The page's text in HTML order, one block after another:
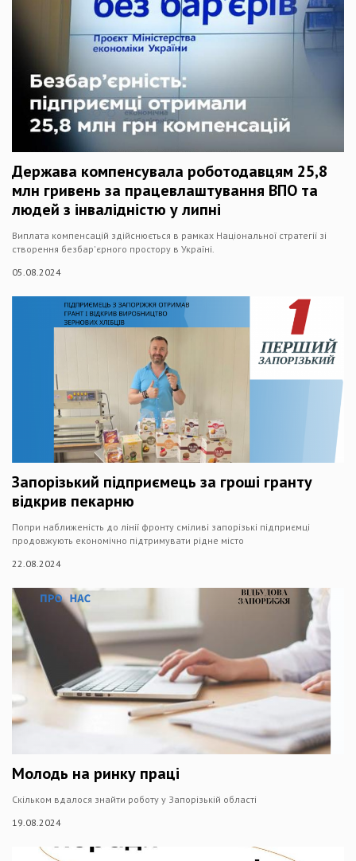
Держава компенсувала роботодавцям 25,8
млн гривень за працевлаштування ВПО та
людей з інвалідністю у липні
Виплата компенсацій здійснюється в рамках Національної стратегії зі
створення безбар'єрного простору в Україні.
05.08.2024
Запорізький підприємець за гроші гранту
відкрив пекарню
Попри наближеність до лінії фронту сміливі запорізькі підприємці
продовжують економічно підтримувати рідне місто
22.08.2024
Молодь на ринку праці
Скільком вдалося знайти роботу у Запорізькій області
19.08.2024